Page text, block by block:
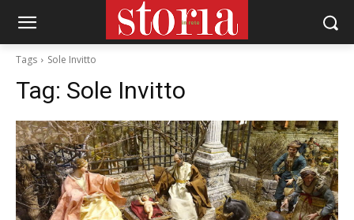
Tags Sole Invitto
Tag: Sole Invitto